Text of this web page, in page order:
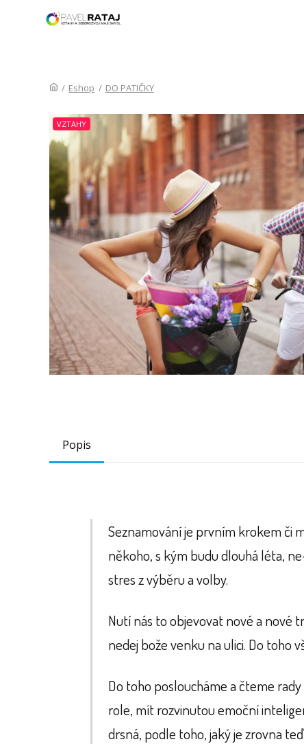
/ Eshop / DO PATIČKY
VZTAHY
Popis
Seznamování je prvním krokem či
někoho, s kým budu dlouhá léta,
stres z výběru a volby.
Nutí nás to objevovat nové a nové
nedej bože venku na ulici. Do toho
Do toho posloucháme a čteme
role, mít rozvinutou emoční
drsná, podle toho, jaký je zrovna